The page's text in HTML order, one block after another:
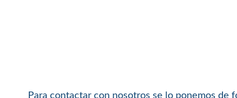
Para contactar con nosotros se lo ponemos de